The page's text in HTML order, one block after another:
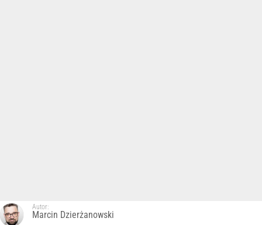
Autor:
Marcin Dzierżanowski